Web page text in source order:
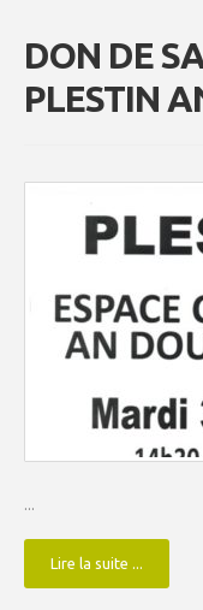
DON DE
PLESTIN
...
Lire la suite ...